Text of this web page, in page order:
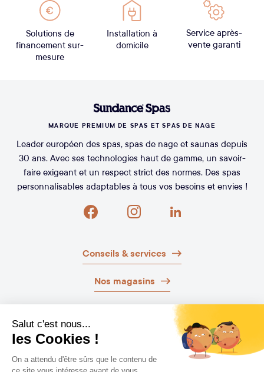
Solutions de
financement sur-
mesure
Installation à
domicile
Service après-
vente garanti
MARQUE PREMIUM DE SPAS ET SPAS DE NAGE
Leader européen des spas, spas de nage et saunas depuis
30 ans. Avec ses technologies haut de gamme, un savoir-
faire exigeant et un respect strict des normes. Des spas
personnalisables adaptables à tous vos besoins et envies !
Conseils & services
Nos magasins
Nos brochures
Guide d’achat
Newsletter